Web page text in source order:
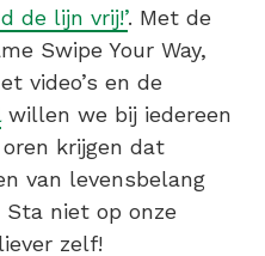
de lijn vrij!’. Met de
Swipe Your Way,
video’s en de
willen we bij iedereen
krijgen dat
van levensbelang
Sta niet op onze
zelf!